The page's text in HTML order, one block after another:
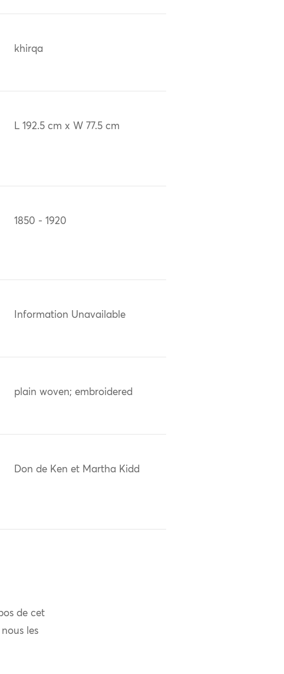
khirqa
L 192.5 cm x W 77.5 cm
1850 - 1920
Information Unavailable
plain woven; embroidered
Don de Ken et Martha Kidd
de cet
les